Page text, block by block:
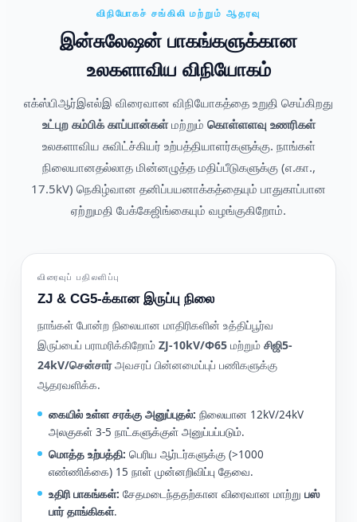
விநியோகச் சங்கிலி மற்றும் ஆதரவு
இன்சுலேஷன் பாகங்களுக்கான
உலகளாவிய விநியோகம்
எக்ஸ்பிஆர்இஎல்இ விரைவான விநியோகத்தை உறுதி செய்கிறது
உட்புற கம்பிக் காப்பான்கள்மற்றும் கொள்ளளவு உணரிகள்
உலகளாவிய சுவிட்ச்கியர் உற்பத்தியாளர்களுக்கு. நாங்கள்
நிலையானதல்லாத மின்னழுத்த மதிப்பீடுகளுக்கு (எ.கா.,
17.5kV) நெகிழ்வான தனிப்பயனாக்கத்தையும் பாதுகாப்பான
ஏற்றுமதி பேக்கேஜிங்கையும் வழங்குகிறோம்.
விரைவுப் பதிலளிப்பு
ZJ & CG5-க்கான இருப்பு நிலை
நாங்கள் போன்ற நிலையான மாதிரிகளின் உத்திப்பூர்வ
இருப்பைப் பராமரிக்கிறோம் ZJ-10kV/Φ65 மற்றும் சிஜி5-
24kV/சென்சார்அவசரப் பின்னமைப்புப் பணிகளுக்கு
ஆதரவளிக்க.
கையில் உள்ள சரக்கு அனுப்புதல்: நிலையான 12kV/24kV
அலகுகள் 3-5 நாட்களுக்குள் அனுப்பப்படும்.
மொத்த உற்பத்தி: பெரிய ஆர்டர்களுக்கு (>1000
எண்ணிக்கை) 15 நாள் முன்னறிவிப்பு தேவை.
உதிரி பாகங்கள்: சேதமடைந்ததற்கான விரைவான மாற்று பஸ்
பார் தாங்கிகள்.